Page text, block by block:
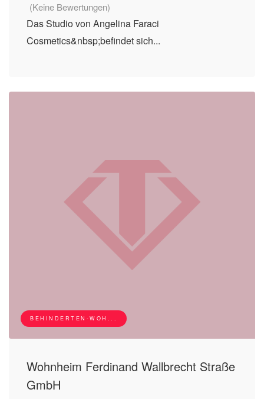
(Keine Bewertungen)
Das Studio von Angelina Faraci
Cosmetics&nbsp;befindet sich...
BEHINDERTEN-WOH...
Wohnheim Ferdinand Wallbrecht Straße
GmbH